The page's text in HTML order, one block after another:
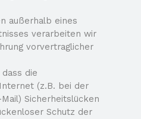
außerhalb eines
verarbeiten wir
vorvertraglicher
die
(z.B. bei der
Mail) Sicherheitslücken
Schutz der